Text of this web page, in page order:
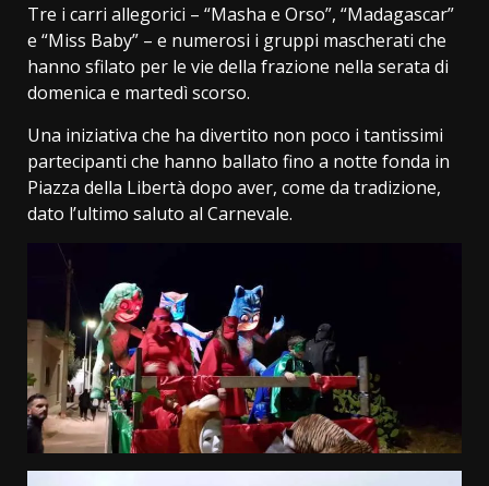
Tre i carri allegorici – “Masha e Orso”, “Madagascar”
e “Miss Baby” – e numerosi i gruppi mascherati che
hanno sfilato per le vie della frazione nella serata di
domenica e martedì scorso.
Una iniziativa che ha divertito non poco i tantissimi
partecipanti che hanno ballato fino a notte fonda in
Piazza della Libertà dopo aver, come da tradizione,
dato l’ultimo saluto al Carnevale.